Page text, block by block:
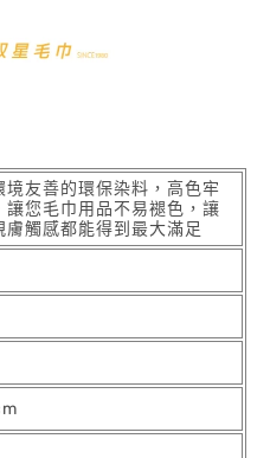
境友善的環保染料，高色牢
讓您毛巾用品不易褪色，讓
膚觸感都能得到最大滿足